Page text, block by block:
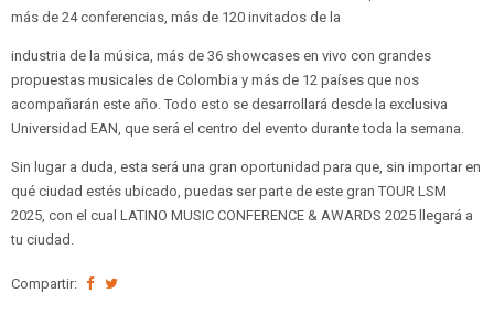
más de 24 conferencias, más de 120 invitados de la
industria de la música, más de 36 showcases en vivo con grandes
propuestas musicales de Colombia y más de 12 países que nos
acompañarán este año. Todo esto se desarrollará desde la exclusiva
Universidad EAN, que será el centro del evento durante toda la semana.
Sin lugar a duda, esta será una gran oportunidad para que, sin importar en
qué ciudad estés ubicado, puedas ser parte de este gran TOUR LSM
2025, con el cual LATINO MUSIC CONFERENCE & AWARDS 2025 llegará a
tu ciudad.
Compartir: